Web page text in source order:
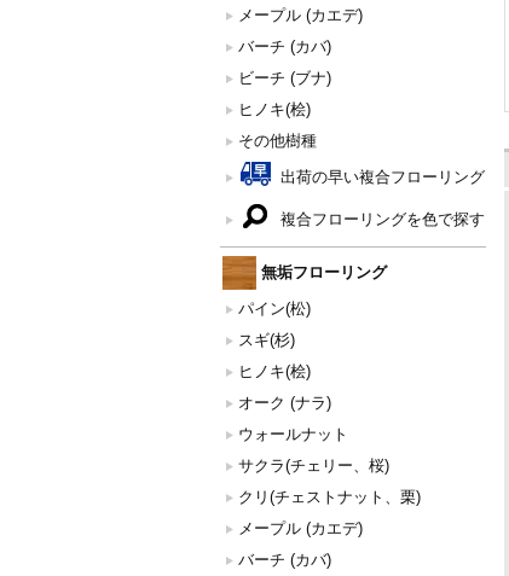
メープル (カエデ)
バーチ (カバ)
ビーチ (ブナ)
ヒノキ(桧)
その他樹種
出荷の早い複合フローリング
複合フローリングを色で探す
無垢フローリング
パイン(松)
スギ(杉)
ヒノキ(桧)
オーク (ナラ)
ウォールナット
サクラ(チェリー、桜)
クリ(チェストナット、栗)
メープル (カエデ)
バーチ (カバ)